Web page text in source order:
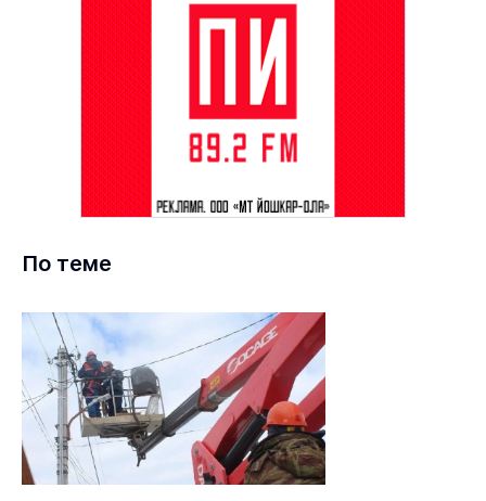
По теме